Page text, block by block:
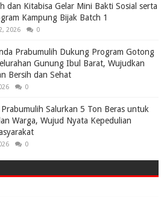
dan Kitabisa Gelar Mini Bakti Sosial serta
Kampung Bijak Batch 1
2026 0
Prabumulih Dukung Program Gotong
Gunung Ibul Barat, Wujudkan
Bersih dan Sehat
0
Salurkan 5 Ton Beras untuk
Warga, Wujud Nyata Kepedulian
0